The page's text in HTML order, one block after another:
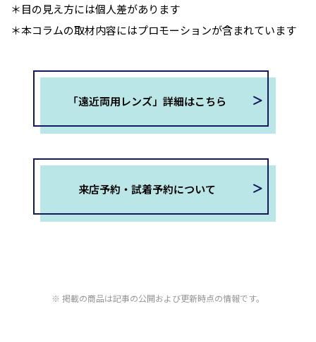
＊目の見え方には個人差があります
＊本コラムの取材内容にはプロモーションが含まれています
「遠近両用レンズ」詳細はこちら
来店予約・試着予約について
掲載の商品は記事の公開および更新時点の情報です。